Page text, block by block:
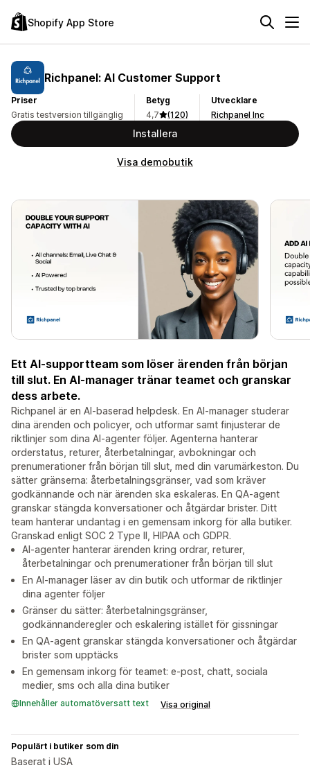
Shopify App Store
Richpanel: AI Customer Support
Priser
Gratis testversion tillgänglig
Betyg
4,7
(120)
Utvecklare
Richpanel Inc
Installera
Visa demobutik
Ett AI-supportteam som löser ärenden från början
till slut. En AI-manager tränar teamet och granskar
dess arbete.
Richpanel är en AI-baserad helpdesk. En AI-manager studerar
dina ärenden och policyer, och utformar samt finjusterar de
riktlinjer som dina AI-agenter följer. Agenterna hanterar
orderstatus, returer, återbetalningar, avbokningar och
prenumerationer från början till slut, med din varumärkeston. Du
sätter gränserna: återbetalningsgränser, vad som kräver
godkännande och när ärenden ska eskaleras. En QA-agent
granskar stängda konversationer och åtgärdar brister. Ditt
team hanterar undantag i en gemensam inkorg för alla butiker.
Granskad enligt SOC 2 Type II, HIPAA och GDPR.
AI-agenter hanterar ärenden kring ordrar, returer,
återbetalningar och prenumerationer från början till slut
En AI-manager läser av din butik och utformar de riktlinjer
dina agenter följer
Gränser du sätter: återbetalningsgränser,
godkännanderegler och eskalering istället för gissningar
En QA-agent granskar stängda konversationer och åtgärdar
brister som upptäcks
En gemensam inkorg för teamet: e-post, chatt, sociala
medier, sms och alla dina butiker
Innehåller automatöversatt text Visa original
Populärt i butiker som din
Baserat i USA